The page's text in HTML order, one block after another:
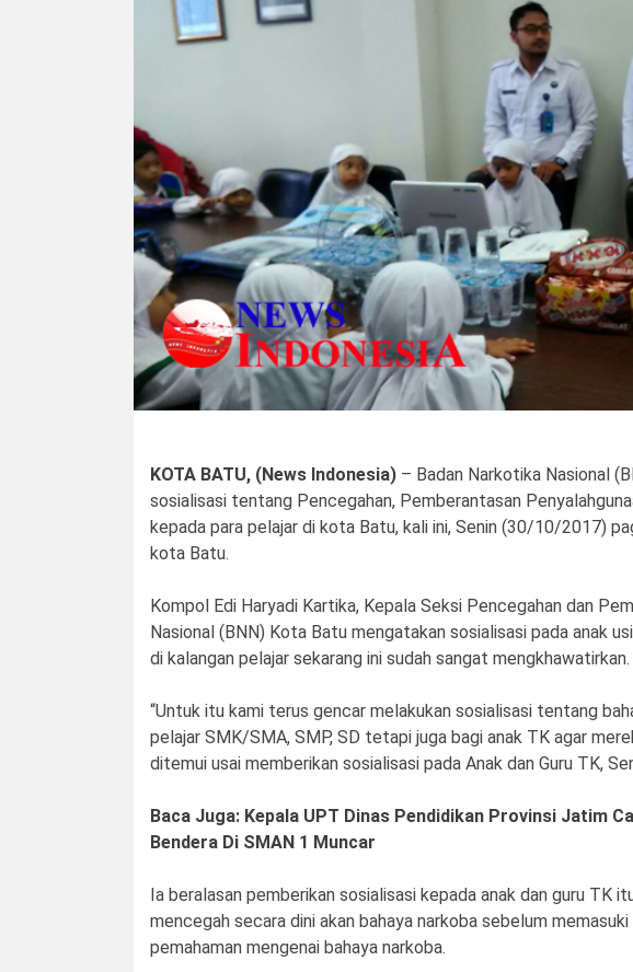
KOTA BATU, (News Indonesia) – Badan Narkotika Nasional
sosialisasi tentang Pencegahan, Pemberantasan
kepada para pelajar di kota Batu, kali ini, Senin (30/10/2017)
kota Batu.
Kompol Edi Haryadi Kartika, Kepala Seksi Pencegahan dan
Nasional (BNN) Kota Batu mengatakan sosialisasi pada anak
di kalangan pelajar sekarang ini sudah sangat mengkhawatirkan.
“Untuk itu kami terus gencar melakukan sosialisasi tentang
pelajar SMK/SMA, SMP, SD tetapi juga bagi anak TK agar
ditemui usai memberikan sosialisasi pada Anak dan Guru TK,
Baca Juga: Kepala UPT Dinas Pendidikan Provinsi Jatim
Bendera Di SMAN 1 Muncar
Ia beralasan pemberikan sosialisasi kepada anak dan guru TK
mencegah secara dini akan bahaya narkoba sebelum
pemahaman mengenai bahaya narkoba.